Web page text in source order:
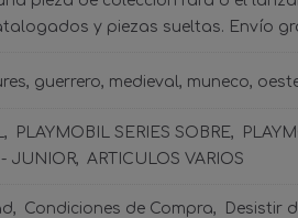
y piezas sueltas. Envío
guerrero medieval muneco
PLAYMOBIL SERIES SOBRE
- JUNIOR
ARTICULOS VARIOS
Condiciones de Compra Desistir